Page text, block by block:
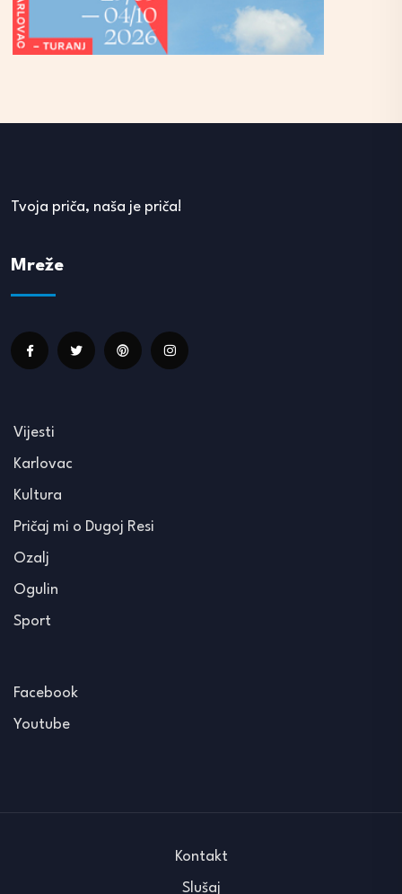
Tvoja priča, naša je priča!
Mreže
Vijesti
Karlovac
Kultura
Pričaj mi o Dugoj Resi
Ozalj
Ogulin
Sport
Facebook
Youtube
Kontakt
Slušaj